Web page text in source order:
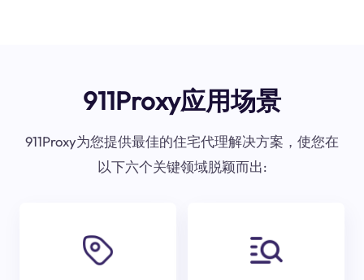
911Proxy应用场景
911Proxy为您提供最佳的住宅代理解决方案，使您在
以下六个关键领域脱颖而出: